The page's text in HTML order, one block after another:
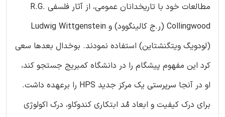
مطالعات خود با تاریخدانان عمومی، از آثار فلسفی R.G.
Collingwood (ر.ج کالینگوود) و Ludwig Wittgenstein
(لودویگ ویتگنشتاین) استفاده نمودند. بوخدال بعدها سعی
کرد این مفهوم پیشگام را در دانشگاه کمبریج جستجو کند،
او در آنجا سرپرستی یک مرکز جدید HPS را برعهده داشت.
برای درک کیفیت و ابعاد مُد ابتکاری کندوکاو، درک اکولوژی